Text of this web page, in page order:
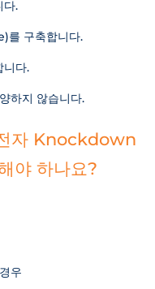
다.
를 구축합니다.
니다.
하지 않습니다.
자 Knockdown
야 하나요?
우